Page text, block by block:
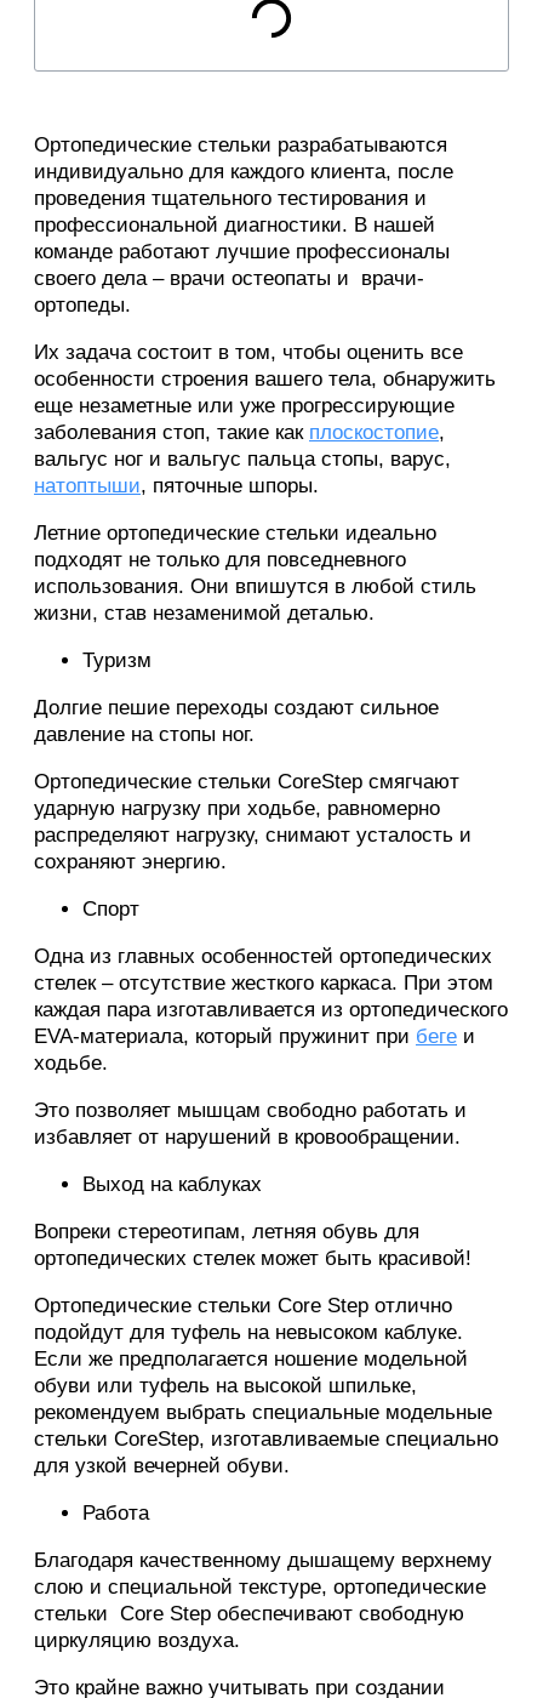
Ортопедические стельки разрабатываются
индивидуально для каждого клиента, после
проведения тщательного тестирования и
профессиональной диагностики. В нашей
команде работают лучшие профессионалы
своего дела – врачи остеопаты и врачи-
ортопеды.
Их задача состоит в том, чтобы оценить все
особенности строения вашего тела, обнаружить
еще незаметные или уже прогрессирующие
заболевания стоп, такие как плоскостопие,
вальгус ног и вальгус пальца стопы, варус,
натоптыши, пяточные шпоры.
Летние ортопедические стельки идеально
подходят не только для повседневного
использования. Они впишутся в любой стиль
жизни, став незаменимой деталью.
Туризм
Долгие пешие переходы создают сильное
давление на стопы ног.
Ортопедические стельки CoreStep смягчают
ударную нагрузку при ходьбе, равномерно
распределяют нагрузку, снимают усталость и
сохраняют энергию.
Спорт
Одна из главных особенностей ортопедических
стелек – отсутствие жесткого каркаса. При этом
каждая пара изготавливается из ортопедического
EVA-материала, который пружинит при беге и
ходьбе.
Это позволяет мышцам свободно работать и
избавляет от нарушений в кровообращении.
Выход на каблуках
Вопреки стереотипам, летняя обувь для
ортопедических стелек может быть красивой!
Ортопедические стельки Core Step отлично
подойдут для туфель на невысоком каблуке.
Если же предполагается ношение модельной
обуви или туфель на высокой шпильке,
рекомендуем выбрать специальные модельные
стельки CoreStep, изготавливаемые специально
для узкой вечерней обуви.
Работа
Благодаря качественному дышащему верхнему
слою и специальной текстуре, ортопедические
стельки Core Step обеспечивают свободную
циркуляцию воздуха.
Это крайне важно учитывать при создании